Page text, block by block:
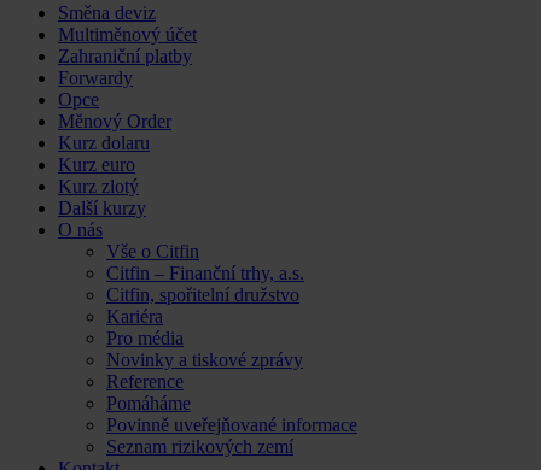
Skip
content
Směna deviz
Multiměnový účet
Zahraniční platby
Forwardy
Opce
Měnový Order
Kurz dolaru
Kurz euro
Kurz zlotý
Další kurzy
O nás
Vše o Citfin
Citfin – Finanční trhy, a.s.
Citfin, spořitelní družstvo
Kariéra
Pro média
Novinky a tiskové zprávy
Reference
Pomáháme
Povinně uveřejňované informace
Seznam rizikových zemí